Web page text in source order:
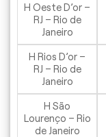
H Oeste D’or –
RJ – Rio de
Janeiro
H Rios D’or –
RJ – Rio de
Janeiro
H São
Lourenço – Rio
de Janeiro